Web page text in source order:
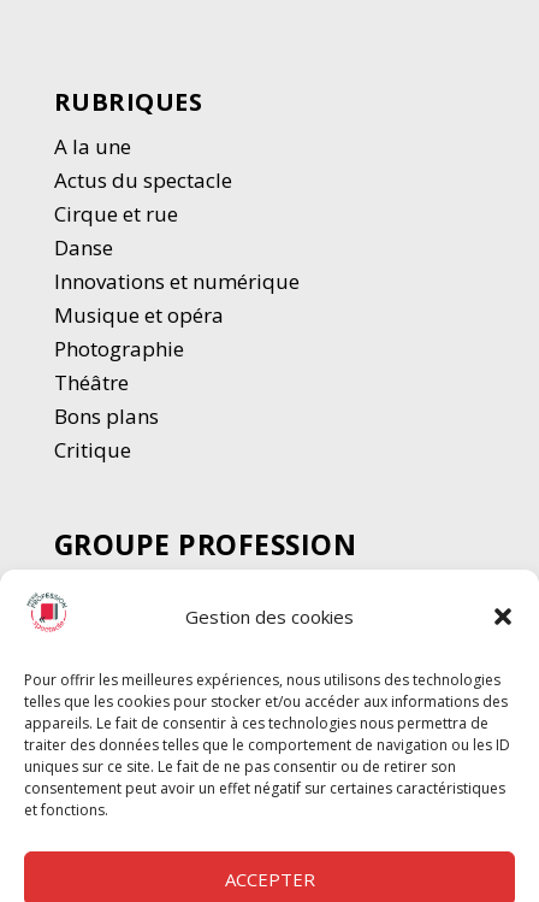
Gestion des cookies
Pour offrir les meilleures expériences, nous utilisons des technologies
telles que les cookies pour stocker et/ou accéder aux informations des
appareils. Le fait de consentir à ces technologies nous permettra de
traiter des données telles que le comportement de navigation ou les ID
uniques sur ce site. Le fait de ne pas consentir ou de retirer son
consentement peut avoir un effet négatif sur certaines caractéristiques
et fonctions.
ACCEPTER
RUBRIQUES
A la une
Actus du spectacle
Cirque et rue
Danse
Innovations et numérique
Musique et opéra
Photographie
Théâtre
Bons plans
Critique
GROUPE PROFESSION
SPECTACLE
Chèque Intermittents
Chèque Compta
Chèque Emploi Spectacle
G-Pods
Profession Audio-visuel